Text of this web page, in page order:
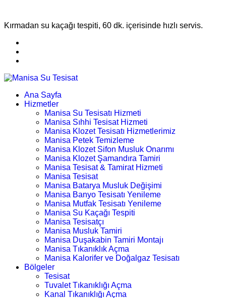
Kırmadan su kaçağı tespiti, 60 dk. içerisinde hızlı servis.
Ana Sayfa
Hizmetler
Manisa Su Tesisatı Hizmeti
Manisa Sıhhi Tesisat Hizmeti
Manisa Klozet Tesisatı Hizmetlerimiz
Manisa Petek Temizleme
Manisa Klozet Sifon Musluk Onarımı
Manisa Klozet Şamandıra Tamiri
Manisa Tesisat & Tamirat Hizmeti
Manisa Tesisat
Manisa Batarya Musluk Değişimi
Manisa Banyo Tesisatı Yenileme
Manisa Mutfak Tesisatı Yenileme
Manisa Su Kaçağı Tespiti
Manisa Tesisatçı
Manisa Musluk Tamiri
Manisa Duşakabin Tamiri Montajı
Manisa Tıkanıklık Açma
Manisa Kalorifer ve Doğalgaz Tesisatı
Bölgeler
Tesisat
Tuvalet Tıkanıklığı Açma
Kanal Tıkanıklığı Açma